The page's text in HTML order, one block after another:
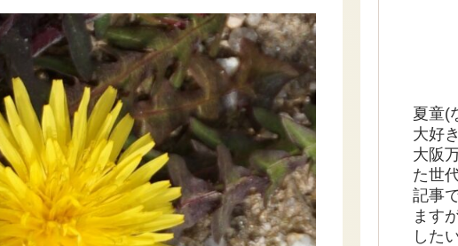
夏童(
大好
大阪
た世
記事
ます
した